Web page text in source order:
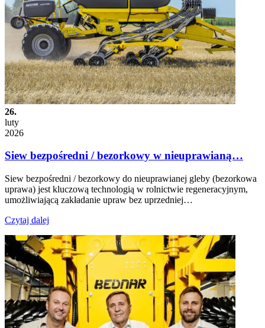
26.
luty
2026
Siew bezpośredni / bezorkowy w nieuprawianą…
Siew bezpośredni / bezorkowy do nieuprawianej gleby (bezorkowa
uprawa) jest kluczową technologią w rolnictwie regeneracyjnym,
umożliwiającą zakładanie upraw bez uprzedniej…
Czytaj dalej